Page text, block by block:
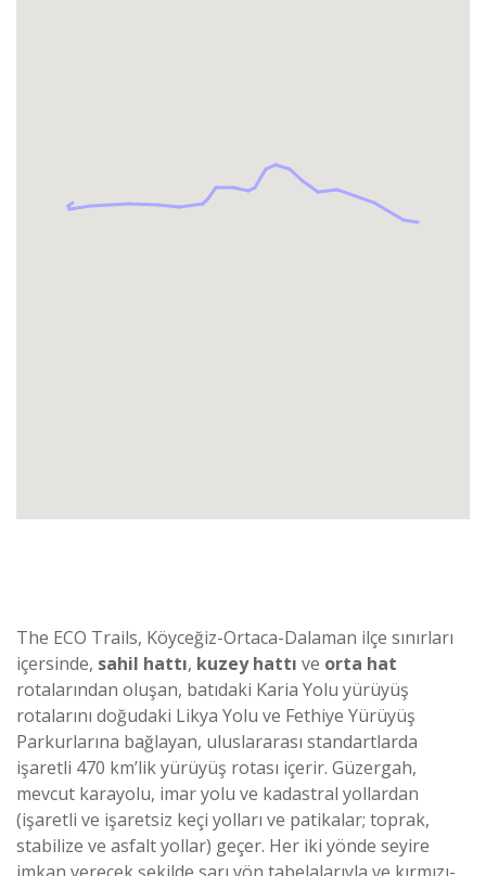
The ECO Trails, Köyceğiz-Ortaca-Dalaman ilçe sınırları
içersinde, sahil hattı, kuzey hattı ve orta hat
rotalarından oluşan, batıdaki Karia Yolu yürüyüş
rotalarını doğudaki Likya Yolu ve Fethiye Yürüyüş
Parkurlarına bağlayan, uluslararası standartlarda
işaretli 470 km’lik yürüyüş rotası içerir. Güzergah,
mevcut karayolu, imar yolu ve kadastral yollardan
(işaretli ve işaretsiz keçi yolları ve patikalar; toprak,
stabilize ve asfalt yollar) geçer. Her iki yönde seyire